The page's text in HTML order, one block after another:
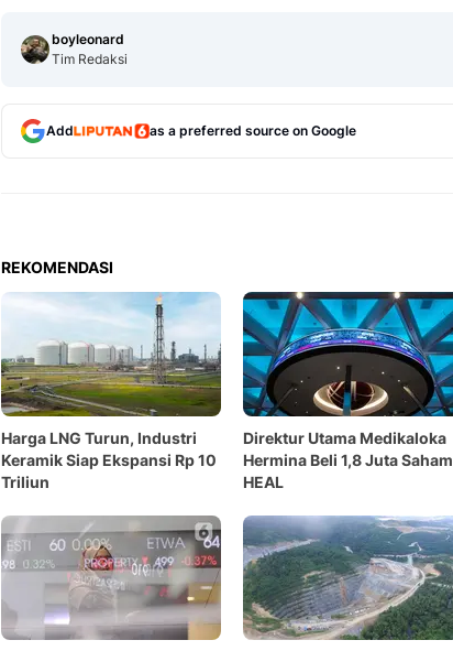
boyleonard
Tim Redaksi
Add as a preferred source on Google
REKOMENDASI
Harga LNG Turun, Industri
Keramik Siap Ekspansi Rp 10
Triliun
Direktur Utama Medikaloka
Hermina Beli 1,8 Juta Saham
HEAL